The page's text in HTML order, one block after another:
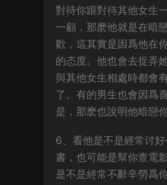
對待你跟對待其他女生
一顧，那麽他就是在暗
歡，這其實是因爲他在
的态度。他也會去捉弄
與其他女生相處時都會
了。有的男生也會因爲
是，那麽也說明他暗戀你
6、看他是不是經常讨
書，也可能是幫你查電
是不是經常不辭辛勞爲